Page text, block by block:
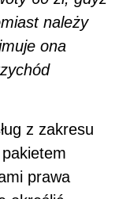
należy
ona
z zakresu
prawa